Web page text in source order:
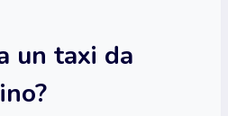
un taxi da